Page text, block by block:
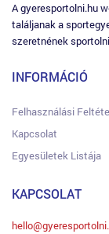
A gyeresportolni.hu
találjanak a
szeretnének
INFORMÁCIÓ
Felhasználási
Kapcsolat
Egyesületek Listája
KAPCSOLAT